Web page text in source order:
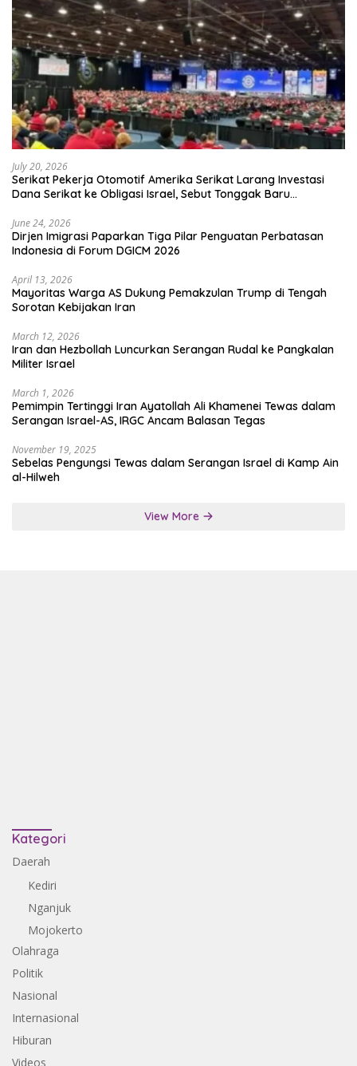
July 20, 2026
Serikat Pekerja Otomotif Amerika Serikat Larang Investasi
Dana Serikat ke Obligasi Israel, Sebut Tonggak Baru
June 24, 2026
Dirjen Imigrasi Paparkan Tiga Pilar Penguatan Perbatasan
Indonesia di Forum DGICM 2026
April 13, 2026
Mayoritas Warga AS Dukung Pemakzulan Trump di Tengah
Sorotan Kebijakan Iran
March 12, 2026
Iran dan Hezbollah Luncurkan Serangan Rudal ke Pangkalan
Militer Israel
March 1, 2026
Pemimpin Tertinggi Iran Ayatollah Ali Khamenei Tewas dalam
Serangan Israel-AS, IRGC Ancam Balasan Tegas
November 19, 2025
Sebelas Pengungsi Tewas dalam Serangan Israel di Kamp Ain
al-Hilweh
View More
Kategori
Daerah
Kediri
Nganjuk
Mojokerto
Olahraga
Politik
Nasional
Internasional
Hiburan
Videos